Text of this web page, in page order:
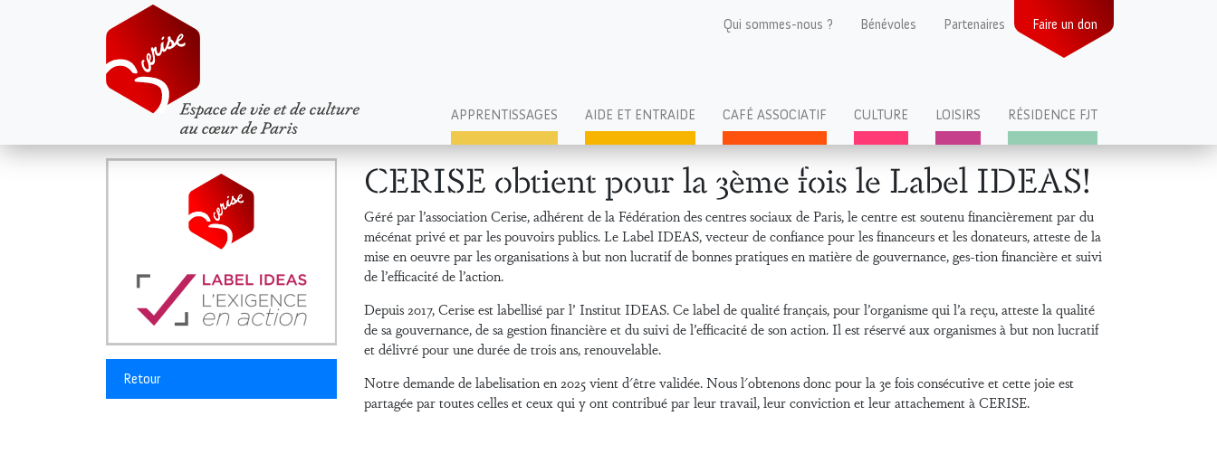
Qui sommes-nous ? Bénévoles Partenaires Faire un don
APPRENTISSAGES AIDE ET ENTRAIDE CAFÉ ASSOCIATIF CULTURE LOISIRS RÉSIDENCE FJT
Retour
CERISE obtient pour la 3ème fois le Label IDEAS!
Géré par l’association Cerise, adhérent de la Fédération des centres sociaux de Paris, le centre est soutenu financièrement par du
mécénat privé et par les pouvoirs publics. Le Label IDEAS, vecteur de confiance pour les financeurs et les donateurs, atteste de la
mise en oeuvre par les organisations à but non lucratif de bonnes pratiques en matière de gouvernance, ges-tion financière et suivi
de l’efficacité de l’action.
Depuis 2017, Cerise est labellisé par l’ Institut IDEAS. Ce label de qualité français, pour l’organisme qui l’a reçu, atteste la qualité
de sa gouvernance, de sa gestion financière et du suivi de l’efficacité de son action. Il est réservé aux organismes à but non lucratif
et délivré pour une durée de trois ans, renouvelable.
Notre demande de labelisation en 2025 vient d'être validée. Nous l'obtenons donc pour la 3e fois consécutive et cette joie est
partagée par toutes celles et ceux qui y ont contribué par leur travail, leur conviction et leur attachement à CERISE.